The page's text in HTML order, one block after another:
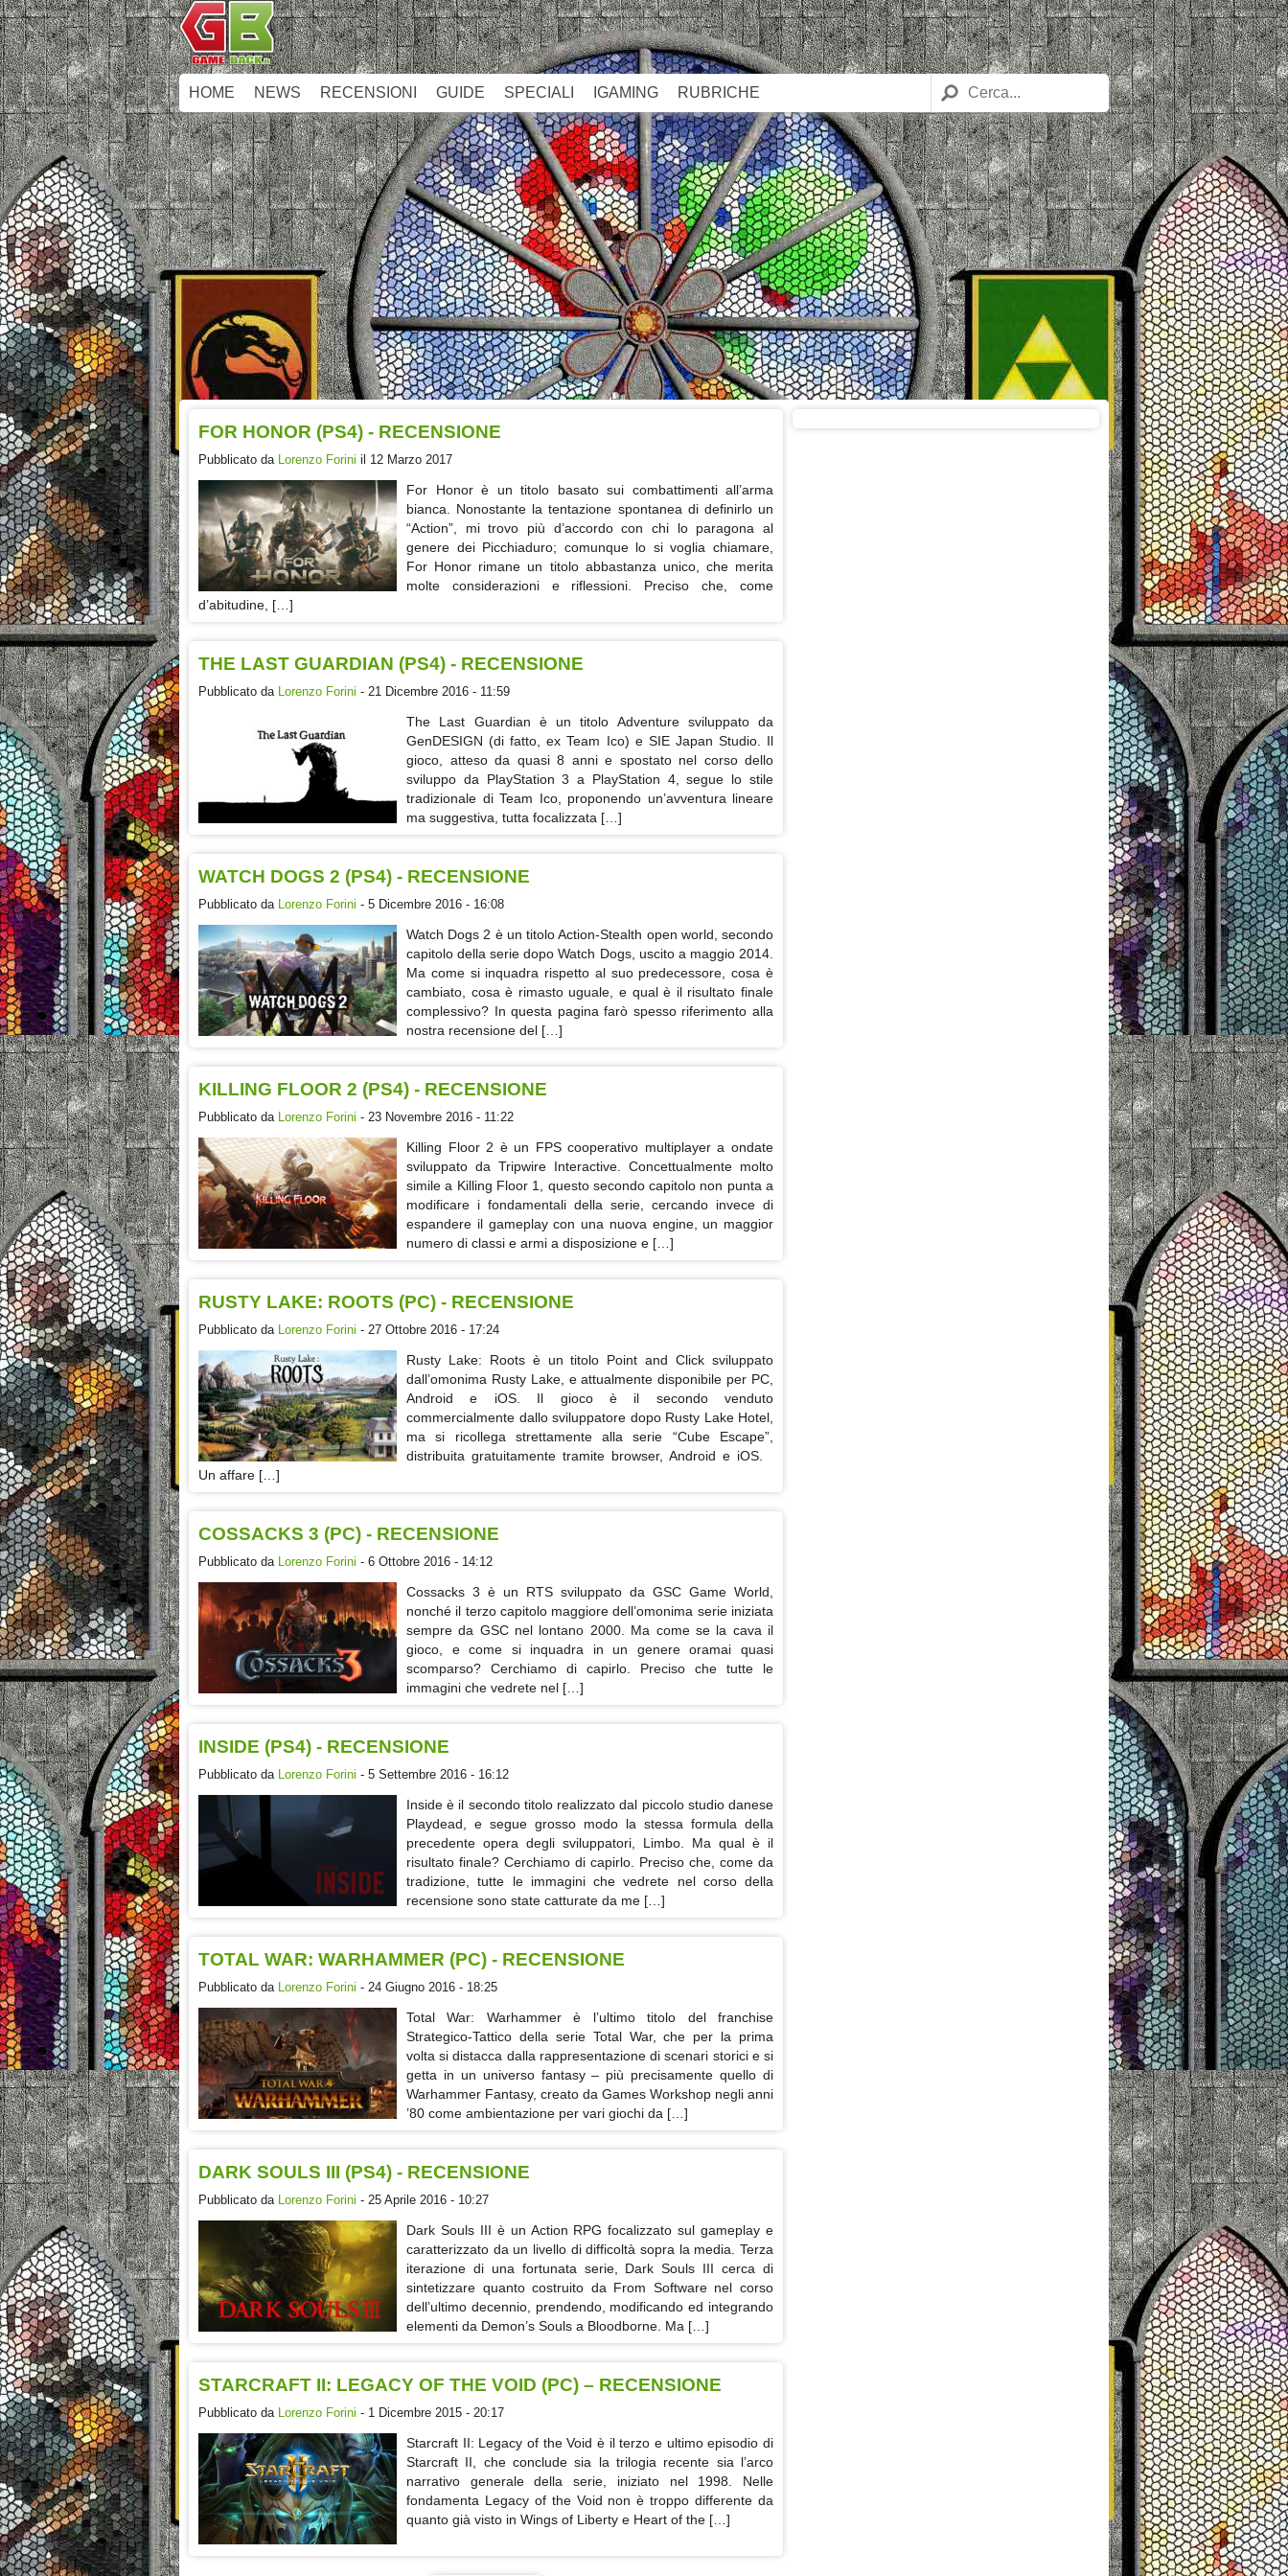
HOME NEWS RECENSIONI GUIDE SPECIALI IGAMING RUBRICHE
FOR HONOR (PS4) - RECENSIONE
Pubblicato da Lorenzo Forini il 12 Marzo 2017
For Honor è un titolo basato sui combattimenti all’arma
bianca. Nonostante la tentazione spontanea di definirlo un
“Action”, mi trovo più d’accordo con chi lo paragona al
genere dei Picchiaduro; comunque lo si voglia chiamare,
For Honor rimane un titolo abbastanza unico, che merita
molte considerazioni e riflessioni. Preciso che, come
d’abitudine, […]
THE LAST GUARDIAN (PS4) - RECENSIONE
Pubblicato da Lorenzo Forini - 21 Dicembre 2016 - 11:59
The Last Guardian è un titolo Adventure sviluppato da
GenDESIGN (di fatto, ex Team Ico) e SIE Japan Studio. Il
gioco, atteso da quasi 8 anni e spostato nel corso dello
sviluppo da PlayStation 3 a PlayStation 4, segue lo stile
tradizionale di Team Ico, proponendo un’avventura lineare
ma suggestiva, tutta focalizzata […]
WATCH DOGS 2 (PS4) - RECENSIONE
Pubblicato da Lorenzo Forini - 5 Dicembre 2016 - 16:08
Watch Dogs 2 è un titolo Action-Stealth open world, secondo
capitolo della serie dopo Watch Dogs, uscito a maggio 2014.
Ma come si inquadra rispetto al suo predecessore, cosa è
cambiato, cosa è rimasto uguale, e qual è il risultato finale
complessivo? In questa pagina farò spesso riferimento alla
nostra recensione del […]
KILLING FLOOR 2 (PS4) - RECENSIONE
Pubblicato da Lorenzo Forini - 23 Novembre 2016 - 11:22
Killing Floor 2 è un FPS cooperativo multiplayer a ondate
sviluppato da Tripwire Interactive. Concettualmente molto
simile a Killing Floor 1, questo secondo capitolo non punta a
modificare i fondamentali della serie, cercando invece di
espandere il gameplay con una nuova engine, un maggior
numero di classi e armi a disposizione e […]
RUSTY LAKE: ROOTS (PC) - RECENSIONE
Pubblicato da Lorenzo Forini - 27 Ottobre 2016 - 17:24
Rusty Lake: Roots è un titolo Point and Click sviluppato
dall’omonima Rusty Lake, e attualmente disponibile per PC,
Android e iOS. Il gioco è il secondo venduto
commercialmente dallo sviluppatore dopo Rusty Lake Hotel,
ma si ricollega strettamente alla serie “Cube Escape”,
distribuita gratuitamente tramite browser, Android e iOS.
Un affare […]
COSSACKS 3 (PC) - RECENSIONE
Pubblicato da Lorenzo Forini - 6 Ottobre 2016 - 14:12
Cossacks 3 è un RTS sviluppato da GSC Game World,
nonché il terzo capitolo maggiore dell’omonima serie iniziata
sempre da GSC nel lontano 2000. Ma come se la cava il
gioco, e come si inquadra in un genere oramai quasi
scomparso? Cerchiamo di capirlo. Preciso che tutte le
immagini che vedrete nel […]
INSIDE (PS4) - RECENSIONE
Pubblicato da Lorenzo Forini - 5 Settembre 2016 - 16:12
Inside è il secondo titolo realizzato dal piccolo studio danese
Playdead, e segue grosso modo la stessa formula della
precedente opera degli sviluppatori, Limbo. Ma qual è il
risultato finale? Cerchiamo di capirlo. Preciso che, come da
tradizione, tutte le immagini che vedrete nel corso della
recensione sono state catturate da me […]
TOTAL WAR: WARHAMMER (PC) - RECENSIONE
Pubblicato da Lorenzo Forini - 24 Giugno 2016 - 18:25
Total War: Warhammer è l’ultimo titolo del franchise
Strategico-Tattico della serie Total War, che per la prima
volta si distacca dalla rappresentazione di scenari storici e si
getta in un universo fantasy – più precisamente quello di
Warhammer Fantasy, creato da Games Workshop negli anni
’80 come ambientazione per vari giochi da […]
DARK SOULS III (PS4) - RECENSIONE
Pubblicato da Lorenzo Forini - 25 Aprile 2016 - 10:27
Dark Souls III è un Action RPG focalizzato sul gameplay e
caratterizzato da un livello di difficoltà sopra la media. Terza
iterazione di una fortunata serie, Dark Souls III cerca di
sintetizzare quanto costruito da From Software nel corso
dell’ultimo decennio, prendendo, modificando ed integrando
elementi da Demon’s Souls a Bloodborne. Ma […]
STARCRAFT II: LEGACY OF THE VOID (PC) – RECENSIONE
Pubblicato da Lorenzo Forini - 1 Dicembre 2015 - 20:17
Starcraft II: Legacy of the Void è il terzo e ultimo episodio di
Starcraft II, che conclude sia la trilogia recente sia l’arco
narrativo generale della serie, iniziato nel 1998. Nelle
fondamenta Legacy of the Void non è troppo differente da
quanto già visto in Wings of Liberty e Heart of the […]